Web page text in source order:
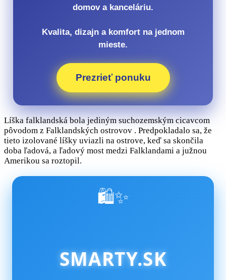
domov a kanceláriu.
Kvalita, dizajn a komfort na jednom
mieste.
Prezrieť ponuku
Líška falklandská bola jediným suchozemským cicavcom
pôvodom z Falklandských ostrovov . Predpokladalo sa, že
tieto izolované líšky uviazli na ostrove, keď sa skončila
doba ľadová, a ľadový most medzi Falklandami a južnou
Amerikou sa roztopil.
🛍️✨
SMARTY.SK